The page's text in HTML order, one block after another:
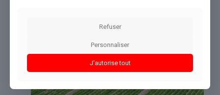
Refuser
Personnaliser
J'autorise tout